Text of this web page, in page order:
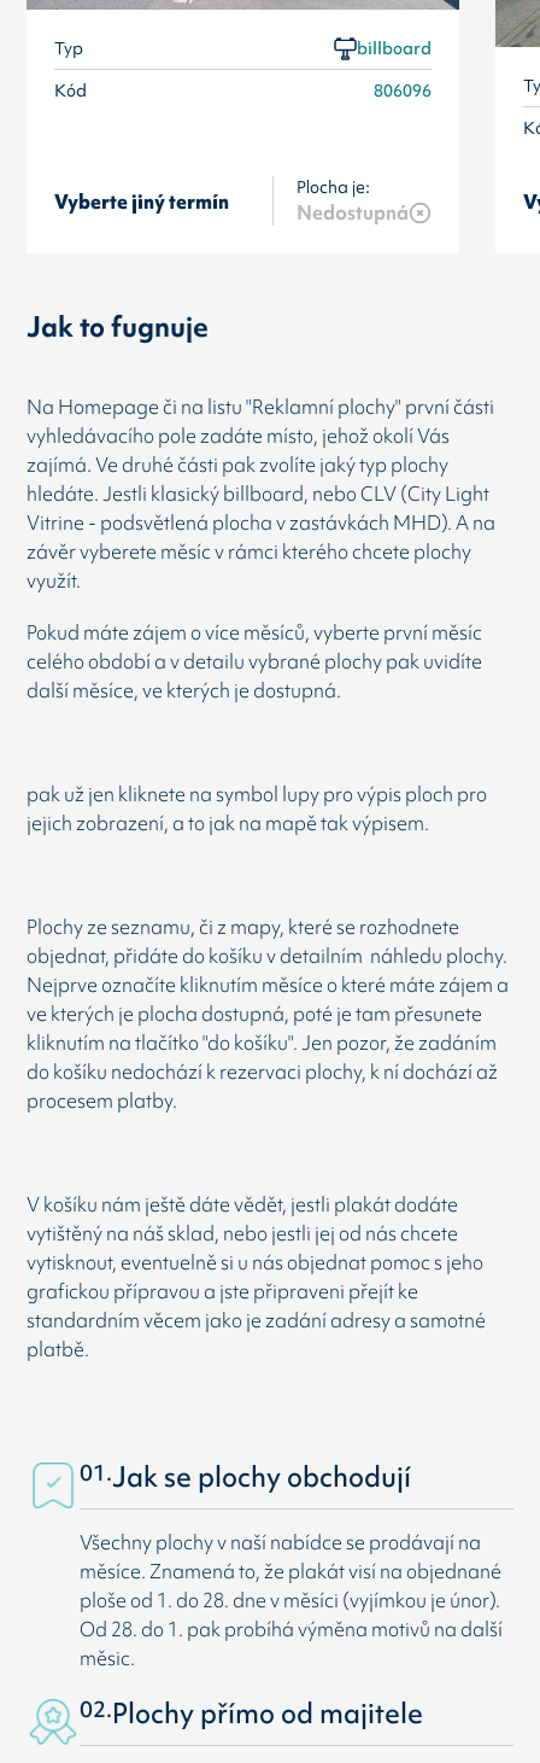
Typ
billboard
Kód
806096
Vyberte jiný termín
Plocha je:
Nedostupná
Jak to fugnuje
Na Homepage či na listu "Reklamní plochy" první části
vyhledávacího pole zadáte místo, jehož okolí Vás
zajímá. Ve druhé části pak zvolíte jaký typ plochy
hledáte. Jestli klasický billboard, nebo CLV (City Light
Vitrine - podsvětlená plocha v zastávkách MHD). A na
závěr vyberete měsíc v rámci kterého chcete plochy
využít.
Pokud máte zájem o více měsíců, vyberte první měsíc
celého období a v detailu vybrané plochy pak uvidíte
další měsíce, ve kterých je dostupná.
pak už jen kliknete na symbol lupy pro výpis ploch pro
jejich zobrazení, a to jak na mapě tak výpisem.
Plochy ze seznamu, či z mapy, které se rozhodnete
objednat, přidáte do košíku v detailním náhledu plochy.
Nejprve označíte kliknutím měsíce o které máte zájem a
ve kterých je plocha dostupná, poté je tam přesunete
kliknutím na tlačítko "do košíku". Jen pozor, že zadáním
do košíku nedochází k rezervaci plochy, k ní dochází až
procesem platby.
V košíku nám ještě dáte vědět, jestli plakát dodáte
vytištěný na náš sklad, nebo jestli jej od nás chcete
vytisknout, eventuelně si u nás objednat pomoc s jeho
grafickou přípravou a jste připraveni přejít ke
standardním věcem jako je zadání adresy a samotné
platbě.
01.Jak se plochy obchodují
Všechny plochy v naší nabídce se prodávají na
měsíce. Znamená to, že plakát visí na objednané
ploše od 1. do 28. dne v měsíci (vyjímkou je únor).
Od 28. do 1. pak probíhá výměna motivů na další
měsic.
02.Plochy přímo od majitele